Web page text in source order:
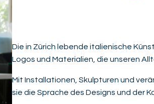
Die in Zürich lebende italienische
Logos und Materialien, die unseren
Mit Installationen, Skulpturen und
sie die Sprache des Designs und der